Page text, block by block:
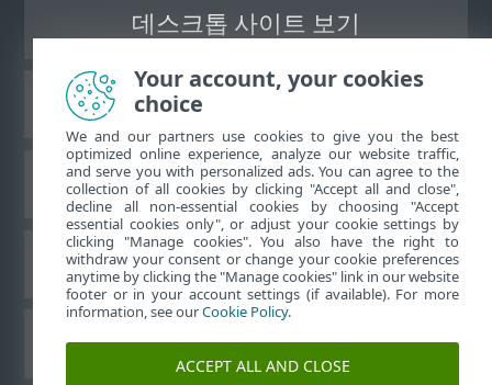
데스크톱 사이트 보기
ESET 지식 베이스
ESET 포럼
국가별 지원
쿠키 관리
Your account, your cookies
choice
We and our partners use cookies to give you the best
optimized online experience, analyze our website traffic,
and serve you with personalized ads. You can agree to the
collection of all cookies by clicking "Accept all and close",
decline all non-essential cookies by choosing "Accept
essential cookies only", or adjust your cookie settings by
clicking "Manage cookies". You also have the right to
withdraw your consent or change your cookie preferences
anytime by clicking the "Manage cookies" link in our website
footer or in your account settings (if available). For more
information, see ourCookie Policy.
ACCEPT ALL AND CLOSE